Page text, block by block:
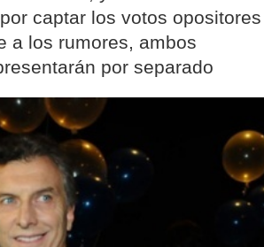
captar los votos opositores
a los rumores, ambos
por separado